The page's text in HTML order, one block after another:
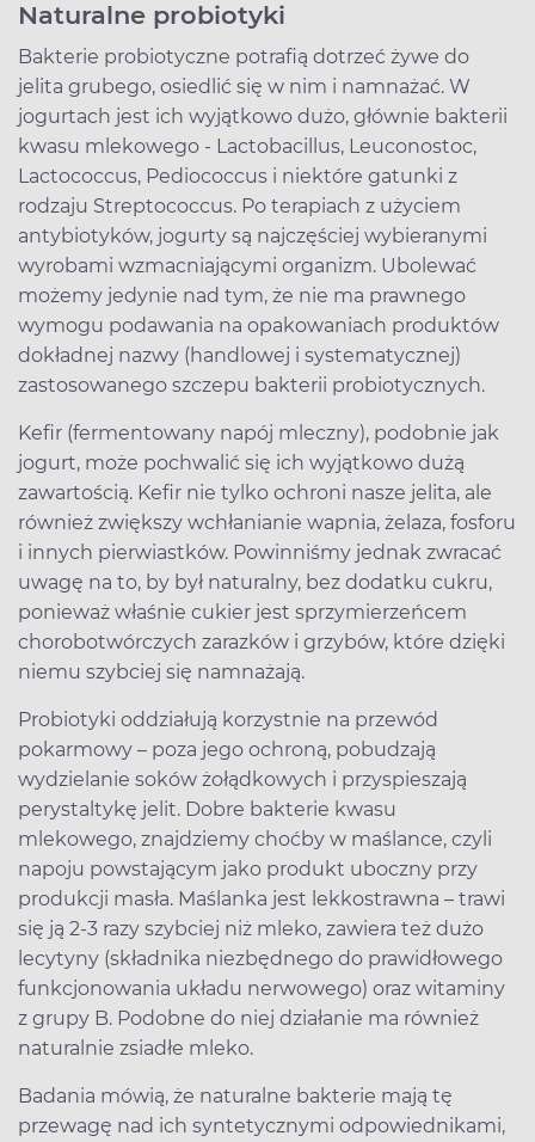
Naturalne probiotyki
Bakterie probiotyczne potrafią dotrzeć żywe do
jelita grubego, osiedlić się w nim i namnażać. W
jogurtach jest ich wyjątkowo dużo, głównie bakterii
kwasu mlekowego - Lactobacillus, Leuconostoc,
Lactococcus, Pediococcus i niektóre gatunki z
rodzaju Streptococcus. Po terapiach z użyciem
antybiotyków, jogurty są najczęściej wybieranymi
wyrobami wzmacniającymi organizm. Ubolewać
możemy jedynie nad tym, że nie ma prawnego
wymogu podawania na opakowaniach produktów
dokładnej nazwy (handlowej i systematycznej)
zastosowanego szczepu bakterii probiotycznych.
Kefir (fermentowany napój mleczny), podobnie jak
jogurt, może pochwalić się ich wyjątkowo dużą
zawartością. Kefir nie tylko ochroni nasze jelita, ale
również zwiększy wchłanianie wapnia, żelaza, fosforu
i innych pierwiastków. Powinniśmy jednak zwracać
uwagę na to, by był naturalny, bez dodatku cukru,
ponieważ właśnie cukier jest sprzymierzeńcem
chorobotwórczych zarazków i grzybów, które dzięki
niemu szybciej się namnażają.
Probiotyki oddziałują korzystnie na przewód
pokarmowy – poza jego ochroną, pobudzają
wydzielanie soków żołądkowych i przyspieszają
perystaltykę jelit. Dobre bakterie kwasu
mlekowego, znajdziemy choćby w maślance, czyli
napoju powstającym jako produkt uboczny przy
produkcji masła. Maślanka jest lekkostrawna – trawi
się ją 2-3 razy szybciej niż mleko, zawiera też dużo
lecytyny (składnika niezbędnego do prawidłowego
funkcjonowania układu nerwowego) oraz witaminy
z grupy B. Podobne do niej działanie ma również
naturalnie zsiadłe mleko.
Badania mówią, że naturalne bakterie mają tę
przewagę nad ich syntetycznymi odpowiednikami,